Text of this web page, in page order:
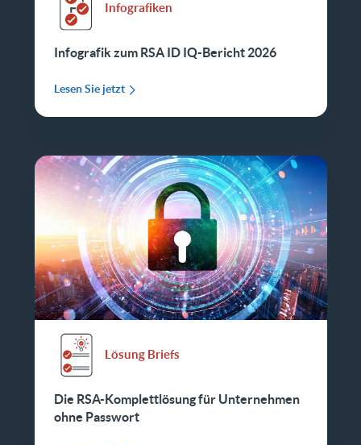
Infografiken
Infografik zum RSA ID IQ-Bericht 2026
Lesen Sie jetzt
Lösung Briefs
Die RSA-Komplettlösung für Unternehmen
ohne Passwort